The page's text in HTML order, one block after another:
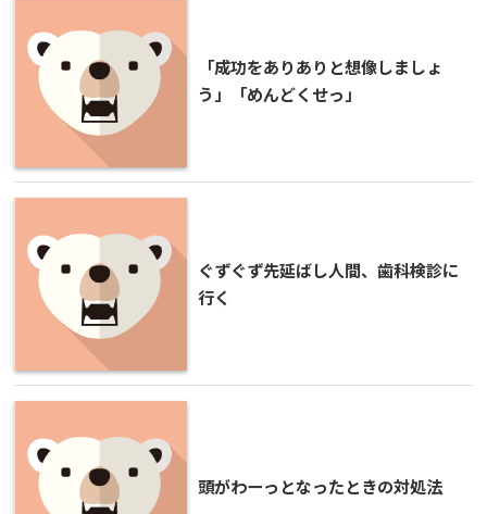
「成功をありありと想像しましょ
う」「めんどくせっ」
ぐずぐず先延ばし人間、歯科検診に
行く
頭がわーっとなったときの対処法